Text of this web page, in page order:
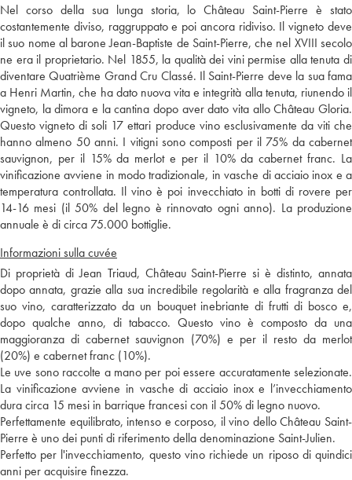
Nel corso della sua lunga storia, lo Château Saint-Pierre è stato
costantemente diviso, raggruppato e poi ancora ridiviso. Il vigneto deve
il suo nome al barone Jean-Baptiste de Saint-Pierre, che nel XVIII secolo
ne era il proprietario. Nel 1855, la qualità dei vini permise alla tenuta di
diventare Quatrième Grand Cru Classé. Il Saint-Pierre deve la sua fama
a Henri Martin, che ha dato nuova vita e integrità alla tenuta, riunendo il
vigneto, la dimora e la cantina dopo aver dato vita allo Château Gloria.
Questo vigneto di soli 17 ettari produce vino esclusivamente da viti che
hanno almeno 50 anni. I vitigni sono composti per il 75% da cabernet
sauvignon, per il 15% da merlot e per il 10% da cabernet franc. La
vinificazione avviene in modo tradizionale, in vasche di acciaio inox e a
temperatura controllata. Il vino è poi invecchiato in botti di rovere per
14-16 mesi (il 50% del legno è rinnovato ogni anno). La produzione
annuale è di circa 75.000 bottiglie.
Informazioni sulla cuvée
Di proprietà di Jean Triaud, Château Saint-Pierre si è distinto, annata
dopo annata, grazie alla sua incredibile regolarità e alla fragranza del
suo vino, caratterizzato da un bouquet inebriante di frutti di bosco e,
dopo qualche anno, di tabacco. Questo vino è composto da una
maggioranza di cabernet sauvignon (70%) e per il resto da merlot
(20%) e cabernet franc (10%).
Le uve sono raccolte a mano per poi essere accuratamente selezionate.
La vinificazione avviene in vasche di acciaio inox e l’invecchiamento
dura circa 15 mesi in barrique francesi con il 50% di legno nuovo.
Perfettamente equilibrato, intenso e corposo, il vino dello Château Saint-
Pierre è uno dei punti di riferimento della denominazione Saint-Julien.
Perfetto per l'invecchiamento, questo vino richiede un riposo di quindici
anni per acquisire finezza.